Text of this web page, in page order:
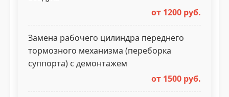
от 1200 руб.
Замена рабочего цилиндра переднего
тормозного механизма (переборка
суппорта) с демонтажем
от 1500 руб.